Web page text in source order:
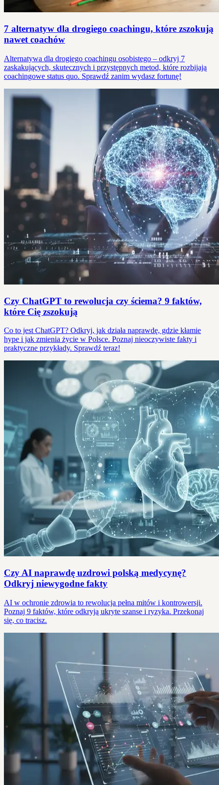
7 alternatyw dla drogiego coachingu, które zszokują
nawet coachów
Alternatywa dla drogiego coachingu osobistego – odkryj 7
zaskakujących, skutecznych i przystępnych metod, które rozbijają
coachingowe status quo. Sprawdź zanim wydasz fortunę!
Czy ChatGPT to rewolucja czy ściema? 9 faktów,
które Cię zszokują
Co to jest ChatGPT? Odkryj, jak działa naprawdę, gdzie kłamie
hype i jak zmienia życie w Polsce. Poznaj nieoczywiste fakty i
praktyczne przykłady. Sprawdź teraz!
Czy AI naprawdę uzdrowi polską medycynę?
Odkryj niewygodne fakty
AI w ochronie zdrowia to rewolucja pełna mitów i kontrowersji.
Poznaj 9 faktów, które odkryją ukryte szanse i ryzyka. Przekonaj
się, co tracisz.